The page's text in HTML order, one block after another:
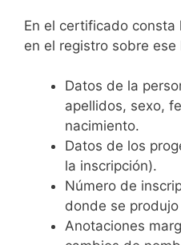
En el certificado
en el registro sobre ese
Datos de la
apellidos, sexo,
nacimiento.
Datos de los
la inscripción).
Número de
donde se
Anotaciones